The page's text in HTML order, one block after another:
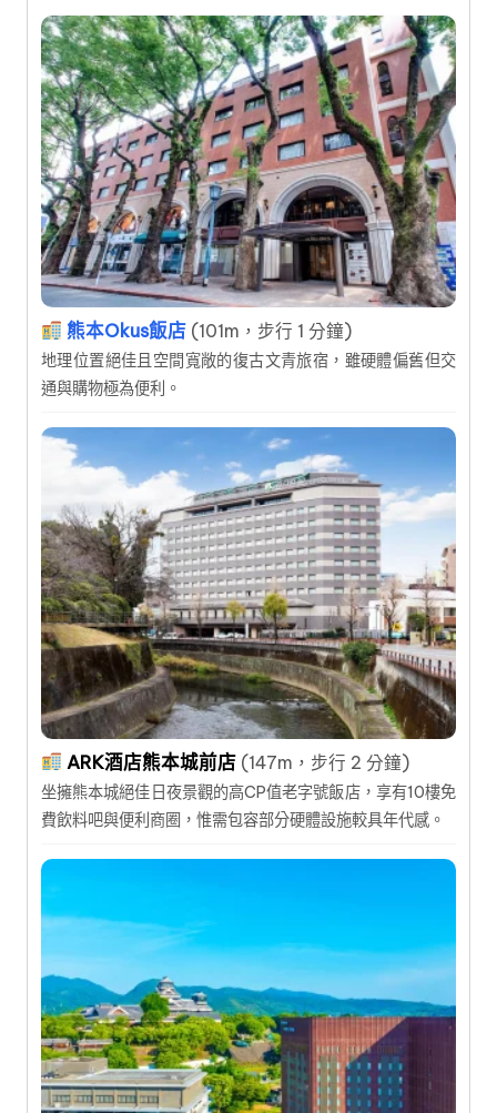
熊本Okus飯店 (101m，步行 1 分鐘)
地理位置絕佳且空間寬敞的復古文青旅宿，雖硬體偏舊但交
通與購物極為便利。
ARK酒店熊本城前店 (147m，步行 2 分鐘)
坐擁熊本城絕佳日夜景觀的高CP值老字號飯店，享有10樓免
費飲料吧與便利商圈，惟需包容部分硬體設施較具年代感。